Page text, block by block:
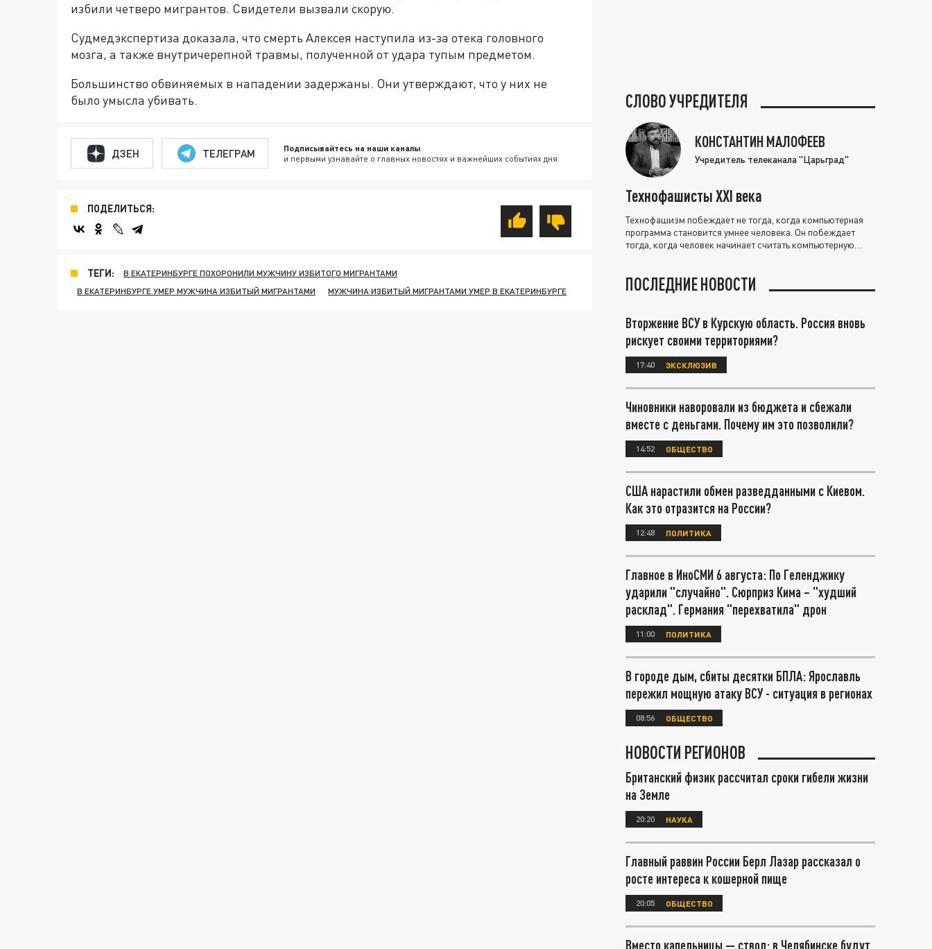
избили четверо мигрантов. Свидетели вызвали скорую.
Судмедэкспертиза доказала, что смерть Алексея наступила из-за отека головного
мозга, а также внутричерепной травмы, полученной от удара тупым предметом.
Большинство обвиняемых в нападении задержаны. Они утверждают, что у них не
было умысла убивать.
ДЗЕН ТЕЛЕГРАМ Подписывайтесь на наши каналы
и первыми узнавайте о главных новостях и важнейших событиях дня.
ПОДЕЛИТЬСЯ:
ТЕГИ:
В ЕКАТЕРИНБУРГЕ ПОХОРОНИЛИ МУЖЧИНУ ИЗБИТОГО МИГРАНТАМИ
В ЕКАТЕРИНБУРГЕ УМЕР МУЖЧИНА ИЗБИТЫЙ МИГРАНТАМИ
МУЖЧИНА ИЗБИТЫЙ МИГРАНТАМИ УМЕР В ЕКАТЕРИНБУРГЕ
СЛОВО УЧРЕДИТЕЛЯ
КОНСТАНТИН МАЛОФЕЕВ
Учредитель телеканала "Царьград"
Технофашисты XXI века
Технофашизм побеждает не тогда, когда компьютерная
программа становится умнее человека. Он побеждает
тогда, когда человек начинает считать компьютерную
ПОСЛЕДНИЕ НОВОСТИ
Вторжение ВСУ в Курскую область. Россия вновь
рискует своими территориями?
17:40 ЭКСКЛЮЗИВ
Чиновники наворовали из бюджета и сбежали
вместе с деньгами. Почему им это позволили?
14:52 ОБЩЕСТВО
США нарастили обмен разведданными с Киевом.
Как это отразится на России?
12:48 ПОЛИТИКА
Главное в ИноСМИ 6 августа: По Геленджику
ударили "случайно". Сюрприз Кима – "худший
расклад". Германия "перехватила" дрон
11:00 ПОЛИТИКА
В городе дым, сбиты десятки БПЛА: Ярославль
пережил мощную атаку ВСУ - ситуация в регионах
08:56 ОБЩЕСТВО
НОВОСТИ РЕГИОНОВ
Британский физик рассчитал сроки гибели жизни
на Земле
20:20 НАУКА
Главный раввин России Берл Лазар рассказал о
росте интереса к кошерной пище
20:05 ОБЩЕСТВО
Вместо капельницы — ствол: в Челябинске будут